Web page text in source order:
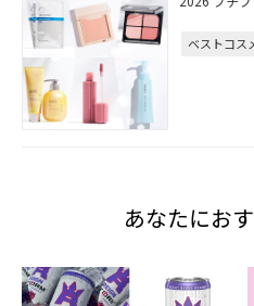
ベストコス
あなたにお